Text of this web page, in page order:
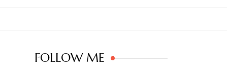
FOLLOW ME